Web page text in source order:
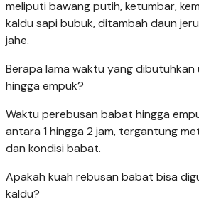
meliputi bawang putih, ketumbar,
kaldu sapi bubuk, ditambah daun
jahe.
Berapa lama waktu yang
hingga empuk?
Waktu perebusan babat hingga
antara 1 hingga 2 jam, tergantung
dan kondisi babat.
Apakah kuah rebusan babat bisa
kaldu?